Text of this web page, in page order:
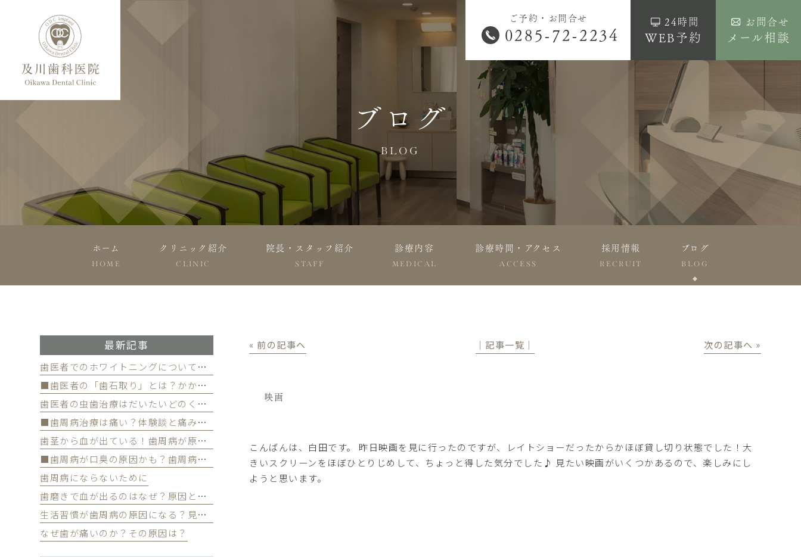
ご予約・お問合せ
0285-72-2234
24時間
WEB予約
お問合せ
メール相談
ブログ
BLOG
ホーム
HOME
クリニック紹介
CLINIC
院長・スタッフ紹介
STAFF
診療内容
MEDICAL
診療時間・アクセス
ACCESS
採用情報
RECRUIT
ブログ
BLOG
« 前の記事へ │記事一覧│ 次の記事へ »
映画
こんばんは、白田です。 昨日映画を見に行ったのですが、レイトショーだったからかほぼ貸し切り状態でした！大
きいスクリーンをほぼひとりじめして、ちょっと得した気分でした♪ 見たい映画がいくつかあるので、楽しみにし
ようと思います。
最新記事
歯医者でのホワイトニングについて徹底解
■歯医者の「歯石取り」とは？かかる費用について
歯医者の虫歯治療はだいたいどのくらい期間かかる？
■歯周病治療は痛い？体験談と痛みを軽減する方法
歯茎から血が出ている！歯周病が原因かも
■歯周病が口臭の原因かも？歯周病と口臭の関係について
歯周病にならないために
歯磨きで血が出るのはなぜ？原因と対策を解説
生活習慣が歯周病の原因になる？見直すべき習慣とは？
なぜ歯が痛いのか？その原因は？